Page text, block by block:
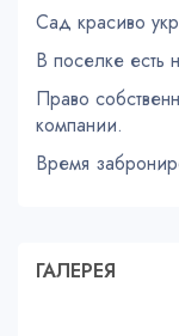
Сад красиво
В поселке есть
Право
компании.
Время
ГАЛЕРЕЯ